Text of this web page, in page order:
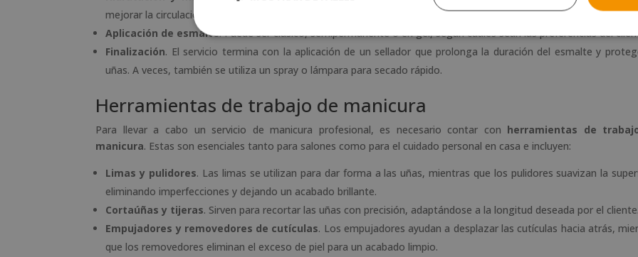
mejorar la circulación y relajar los músculos.
Aplicación de esmalte. Puede ser clásico, semipermanente o en gel, según cuáles sean las preferencias del
Finalización. El servicio termina con la aplicación de un sellador que prolonga la duración del esmalte y
uñas. A veces, también se utiliza un spray o lámpara para secado rápido.
Herramientas de trabajo de manicura
Para llevar a cabo un servicio de manicura profesional, es necesario contar con herramientas de
manicura. Estas son esenciales tanto para salones como para el cuidado personal en casa e incluyen:
Limas y pulidores. Las limas se utilizan para dar forma a las uñas, mientras que los pulidores suavizan la
eliminando imperfecciones y dejando un acabado brillante.
Cortaúñas y tijeras. Sirven para recortar las uñas con precisión, adaptándose a la longitud deseada por el cliente.
Empujadores y removedores de cutículas. Los empujadores ayudan a desplazar las cutículas hacia atrás,
que los removedores eliminan el exceso de piel para un acabado limpio.